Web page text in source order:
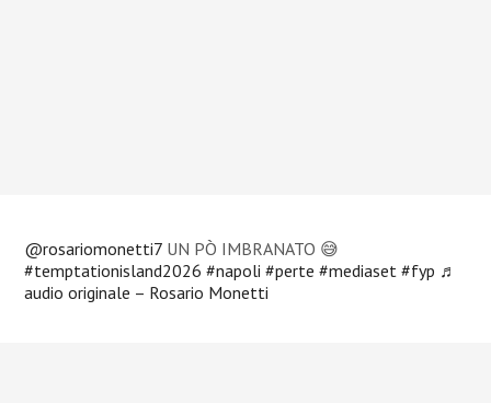
@rosariomonetti7 UN PÒ IMBRANATO 😅
#temptationisland2026 #napoli #perte #mediaset #fyp ♬
audio originale – Rosario Monetti